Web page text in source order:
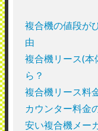
複合機の値段が
由
複合機リース(本
ら？
複合機リース料
カウンター料金
安い複合機メー